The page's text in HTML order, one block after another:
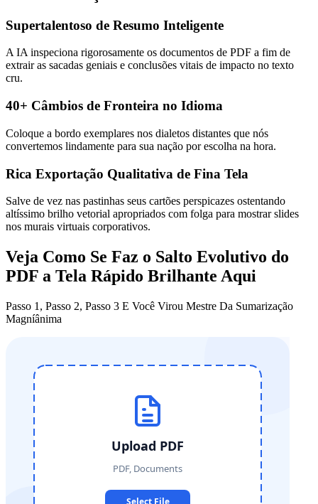
Supertalentoso de Resumo Inteligente
A IA inspeciona rigorosamente os documentos de PDF a fim de
extrair as sacadas geniais e conclusões vitais de impacto no texto
cru.
40+ Câmbios de Fronteira no Idioma
Coloque a bordo exemplares nos dialetos distantes que nós
convertemos lindamente para sua nação por escolha na hora.
Rica Exportação Qualitativa de Fina Tela
Salve de vez nas pastinhas seus cartões perspicazes ostentando
altíssimo brilho vetorial apropriados com folga para mostrar slides
nos murais virtuais corporativos.
Veja Como Se Faz o Salto Evolutivo do
PDF a Tela Rápido Brilhante Aqui
Passo 1, Passo 2, Passo 3 E Você Virou Mestre Da Sumarização
Magníânima